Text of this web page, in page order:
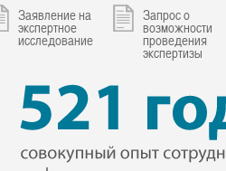
Заявление на
экспертное
исследование
Запрос о
возможности
проведения
экспертизы